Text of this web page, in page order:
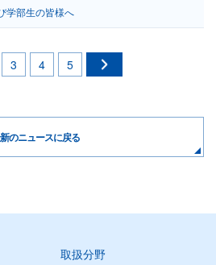
学部生の皆様へ
3 4 5
のニュースに戻る
取扱分野